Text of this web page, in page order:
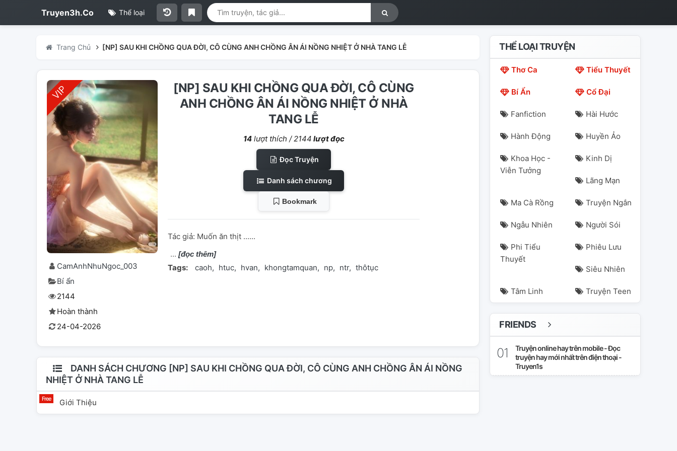
Truyen3h.Co Thể loại
Trang Chủ [NP] SAU KHI CHỒNG QUA ĐỜI, CÔ CÙNG ANH CHỒNG ÂN ÁI NỒNG NHIỆT Ở NHÀ TANG LỄ
CamAnhNhuNgoc_003
Bí ẩn
2144
Hoàn thành
24-04-2026
[NP] SAU KHI CHỒNG QUA ĐỜI, CÔ CÙNG
ANH CHỒNG ÂN ÁI NỒNG NHIỆT Ở NHÀ
TANG LỄ
14lượt thích /2144 lượt đọc
Đọc Truyện
Danh sách chương
Bookmark
Tác giả: Muốn ăn thịt ......
[đọc thêm]
Tags: caoh htuc hvan khongtamquan np ntr thôtục
DANH SÁCH CHƯƠNG [NP] SAU KHI CHỒNG QUA ĐỜI, CÔ CÙNG ANH CHỒNG ÂN ÁI NỒNG
NHIỆT Ở NHÀ TANG LỄ
Giới Thiệu
THỂ LOẠI TRUYỆN
Thơ Ca Tiểu Thuyết
Bí Ẩn Cổ Đại
Fanfiction Hài Hước
Hành Động Huyền Ảo
Khoa Học -
Viễn Tưởng
Kinh Dị
Lãng Mạn
Ma Cà Rồng Truyện Ngắn
Ngẫu Nhiên Người Sói
Phi Tiểu
Thuyết
Phiêu Lưu
Siêu Nhiên
Tâm Linh Truyện Teen
FRIENDS
Truyện online hay trên mobile - Đọc
truyện hay mới nhất trên điện thoại -
Truyen1s